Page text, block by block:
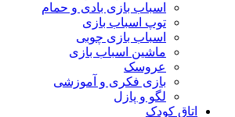
اسباب بازی بادی و حمام
توپ اسباب بازی
اسباب بازی چوبی
ماشین اسباب بازی
عروسک
بازی فکری و آموزشی
لگو و پازل
اتاق کودک